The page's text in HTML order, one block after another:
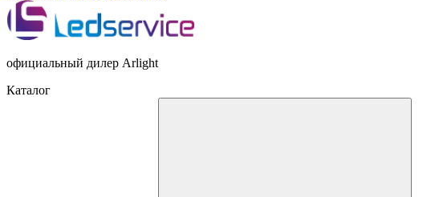
официальный дилер Arlight
Каталог